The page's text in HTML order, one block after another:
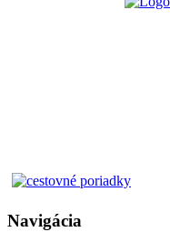
Navigácia